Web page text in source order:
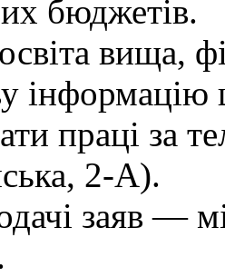
бюджетів.
вища,
інформацію
праці за
2-А).
заяв —